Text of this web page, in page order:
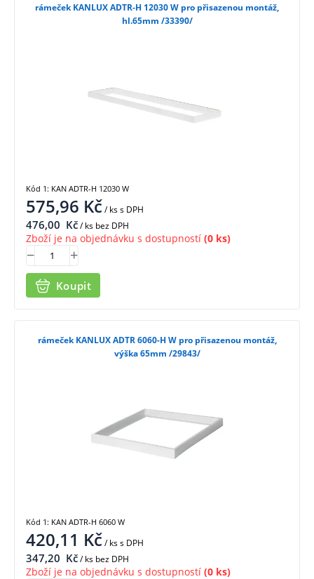
rámeček KANLUX ADTR-H 12030 W pro přisazenou montáž,
hl.65mm /33390/
575,96 Kč/ kss DPH
476,00 Kč/ ks bez DPH
Zboží je na objednávku s dostupností (0 ks)
Koupit
Kód 1: KAN ADTR-H 12030 W
rámeček KANLUX ADTR 6060-H W pro přisazenou montáž,
výška 65mm /29843/
420,11 Kč/ kss DPH
347,20 Kč/ ks bez DPH
Zboží je na objednávku s dostupností (0 ks)
Kód 1: KAN ADTR-H 6060 W